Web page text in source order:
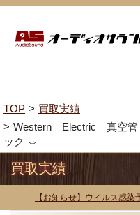
TOP
買取実績
Western Electric 真空管
ック ⇔
買取実績
【お知らせ】ウイルス感